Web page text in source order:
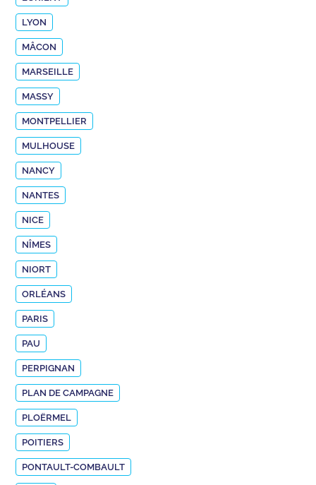
LYON
MÂCON
MARSEILLE
MASSY
MONTPELLIER
MULHOUSE
NANCY
NANTES
NICE
NÎMES
NIORT
ORLÉANS
PARIS
PAU
PERPIGNAN
PLAN DE CAMPAGNE
PLOËRMEL
POITIERS
PONTAULT-COMBAULT